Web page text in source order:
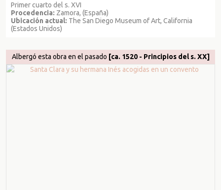
Primer cuarto del s. XVI
Procedencia: Zamora, (España)
Ubicación actual: The San Diego Museum of Art, California
(Estados Unidos)
Albergó esta obra en el pasado [ca. 1520 - Principios del s. XX]